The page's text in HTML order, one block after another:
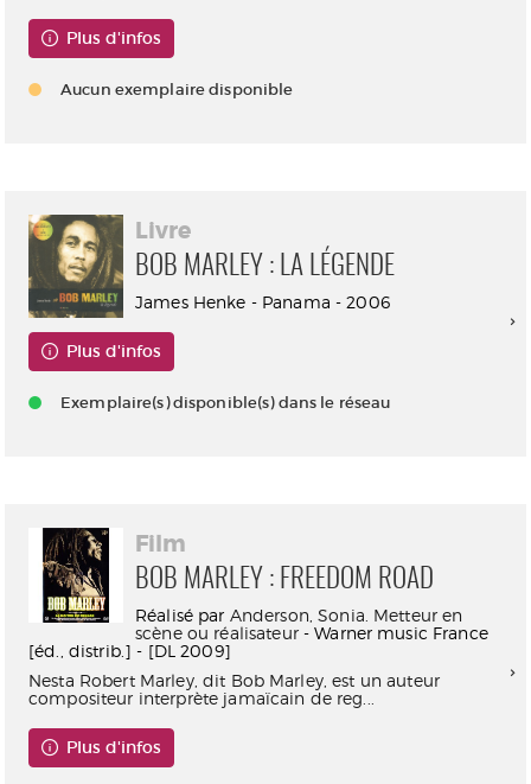
Plus d'infos
Aucun exemplaire disponible
Livre
BOB MARLEY : LA LÉGENDE
James Henke - Panama - 2006
Plus d'infos
Exemplaire(s) disponible(s) dans le réseau
Film
BOB MARLEY : FREEDOM ROAD
Réalisé par Anderson, Sonia. Metteur en
scène ou réalisateur- Warner music France
[éd., distrib.] - [DL 2009]
Nesta Robert Marley, dit Bob Marley, est un auteur
compositeur interprète jamaïcain de reg...
Plus d'infos